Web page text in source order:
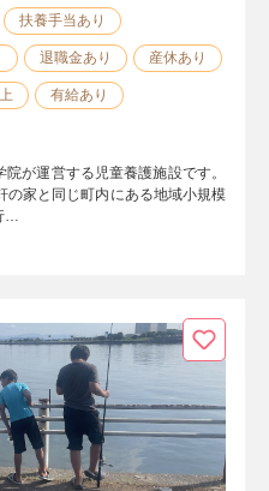
扶養手当あり
退職金あり 産休あり
有給あり
が運営する児童養護施設です。
の家と同じ町内にある地域小規模
…